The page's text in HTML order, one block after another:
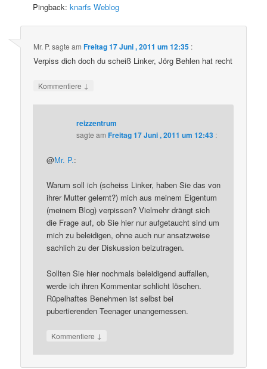
Pingback:knarfs Weblog
Mr. P. sagte amFreitag 17 Juni , 2011 um 12:35 :
Verpiss dich doch du scheiß Linker, Jörg Behlen hat recht
Kommentiere ↓
reizzentrum
sagte amFreitag 17 Juni , 2011 um 12:43 :
@Mr. P.:
Warum soll ich (scheiss Linker, haben Sie das von
ihrer Mutter gelernt?) mich aus meinem Eigentum
(meinem Blog) verpissen? Vielmehr drängt sich
die Frage auf, ob Sie hier nur aufgetaucht sind um
mich zu beleidigen, ohne auch nur ansatzweise
sachlich zu der Diskussion beizutragen.
Sollten Sie hier nochmals beleidigend auffallen,
werde ich ihren Kommentar schlicht löschen.
Rüpelhaftes Benehmen ist selbst bei
pubertierenden Teenager unangemessen.
Kommentiere ↓